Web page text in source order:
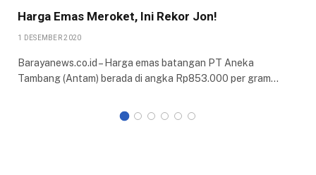
Harga Emas Meroket, Ini Rekor Jon!
1 DESEMBER 2020
Barayanews.co.id – Harga emas batangan PT Aneka
Tambang (Antam) berada di angka Rp853.000 per gram…